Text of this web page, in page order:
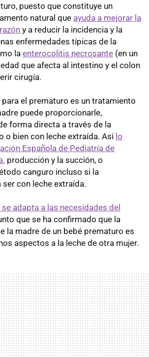
puesto que constituye un
natural que ayuda a mejorar la
y a reducir la incidencia y la
enfermedades típicas de la
la enterocolitis necrosante (en un
que afecta al intestino y el colon
cirugía.
para el prematuro es un tratamiento
puede proporcionarle,
forma directa a través de la
o bien con leche extraída. Así lo
Española de Pediatría de
producción y la succión, o
canguro incluso si la
con leche extraída.
adapta a las necesidades del
que se ha confirmado que la
la madre de un bebé prematuro es
aspectos a la leche de otra mujer.